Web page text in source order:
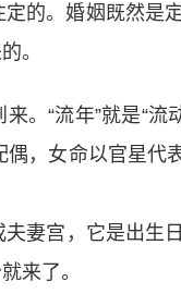
的。婚姻既然是
。
。“流年”就是“
，女命以官星代
妻宫，它是出生
来了。